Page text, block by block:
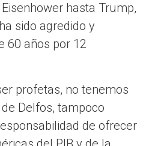
hasta Trump,
sido agredido y
60 años por 12
profetas, no tenemos
Delfos, tampoco
de ofrecer